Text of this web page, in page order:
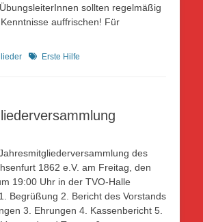
sollten regelmäßig
auffrischen! Für
Schlagworte
Erste Hilfe
des
1862 e.V. am Freitag, den
19:00 Uhr in der TVO-Halle
Begrüßung 2. Bericht des Vorstands
3. Ehrungen 4. Kassenbericht 5.